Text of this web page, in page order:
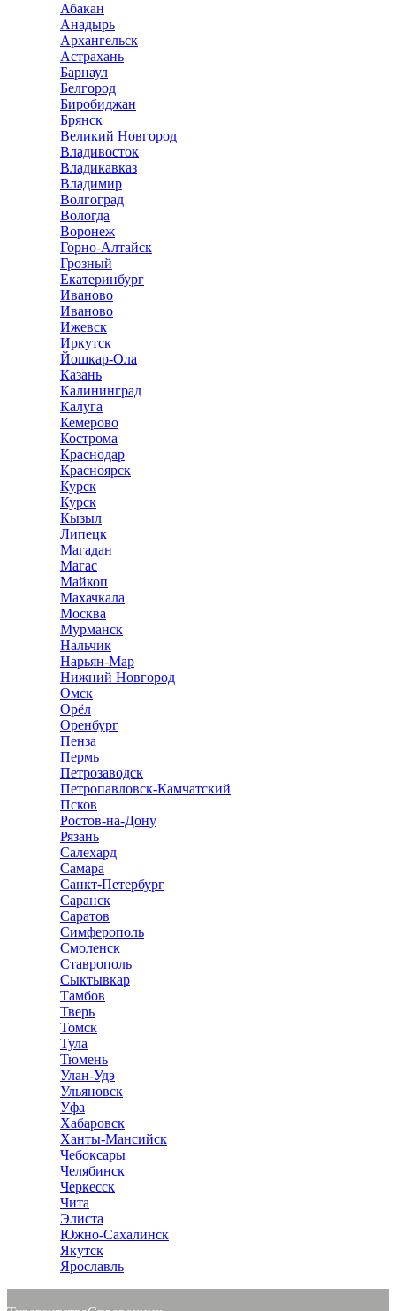
Абакан
Анадырь
Архангельск
Астрахань
Барнаул
Белгород
Биробиджан
Брянск
Великий Новгород
Владивосток
Владикавказ
Владимир
Волгоград
Вологда
Воронеж
Горно-Алтайск
Грозный
Екатеринбург
Иваново
Иваново
Ижевск
Иркутск
Йошкар-Ола
Казань
Калининград
Калуга
Кемерово
Кострома
Краснодар
Красноярск
Курск
Курск
Кызыл
Липецк
Магадан
Магас
Майкоп
Махачкала
Москва
Мурманск
Нальчик
Нарьян-Мар
Нижний Новгород
Омск
Орёл
Оренбург
Пенза
Пермь
Петрозаводск
Петропавловск-Камчатский
Псков
Ростов-на-Дону
Рязань
Салехард
Самара
Санкт-Петербург
Саранск
Саратов
Симферополь
Смоленск
Ставрополь
Сыктывкар
Тамбов
Тверь
Томск
Тула
Тюмень
Улан-Удэ
Ульяновск
Уфа
Хабаровск
Ханты-Мансийск
Чебоксары
Челябинск
Черкесск
Чита
Элиста
Южно-Сахалинск
Якутск
Ярославль